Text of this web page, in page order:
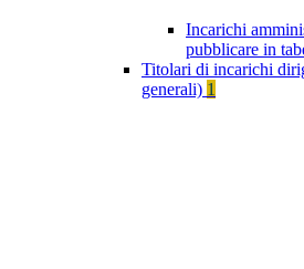
Incarichi
pubblicare in
Titolari di incarichi
generali) 1